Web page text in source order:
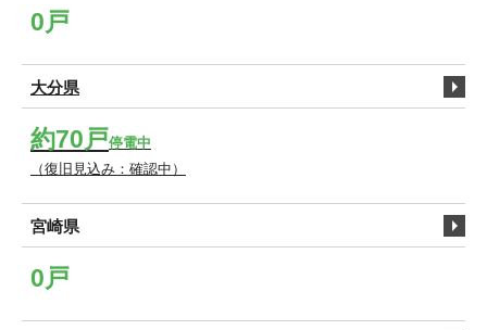
0戸
大分県
約70戸停電中
（復旧見込み：確認中）
宮崎県
0戸